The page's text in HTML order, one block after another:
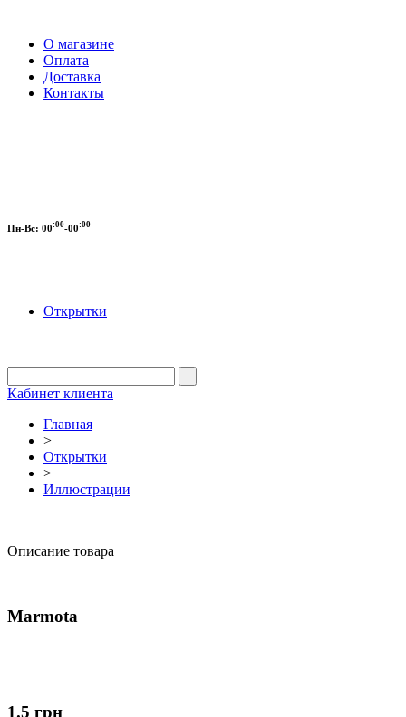
О магазине
Оплата
Доставка
Контакты
Пн-Вс: 00:00-00:00
Открытки
Кабинет клиента
Главная
>
Открытки
>
Иллюстрации
Описание товара
Marmota
1.5 грн